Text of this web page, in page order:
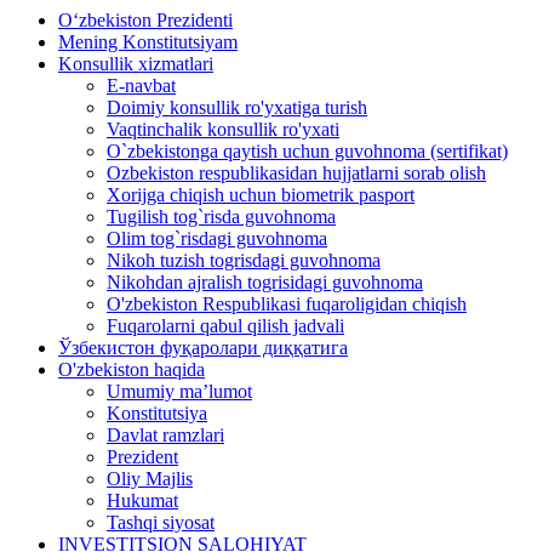
Oʻzbekiston Prezidenti
Mening Konstitutsiyam
Konsullik xizmatlari
E-navbat
Doimiy konsullik ro'yxatiga turish
Vaqtinchalik konsullik ro'yxati
O`zbekistonga qaytish uchun guvohnoma (sertifikat)
Ozbekiston respublikasidan hujjatlarni sorab olish
Xorijga chiqish uchun biometrik pasport
Tugilish tog`risda guvohnoma
Olim tog`risdagi guvohnoma
Nikoh tuzish togrisdagi guvohnoma
Nikohdan ajralish togrisidagi guvohnoma
O'zbekiston Respublikasi fuqaroligidan chiqish
Fuqarolarni qabul qilish jadvali
Ўзбекистон фуқаролари диққатига
O'zbekiston haqida
Umumiy ma’lumot
Konstitutsiya
Davlat ramzlari
Prezident
Oliy Majlis
Hukumat
Tashqi siyosat
INVESTITSION SALOHIYAT